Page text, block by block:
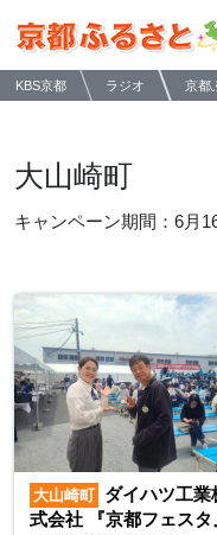
KBS京都 ラジオ 京都
大山崎町
キャンペーン期間：6月
大山崎町
ダイハツ工業
式会社 『京都フェスタ